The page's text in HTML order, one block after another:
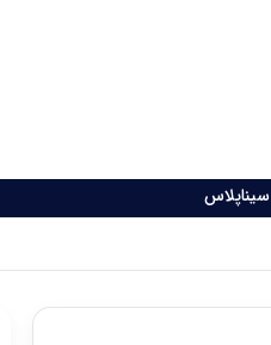
سیناپلاس